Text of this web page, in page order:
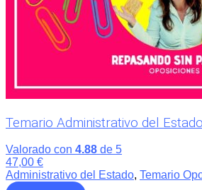
Temario Administrativo del Estado
Valorado con 4.88 de 5
47,00 €
Administrativo del Estado, Temario